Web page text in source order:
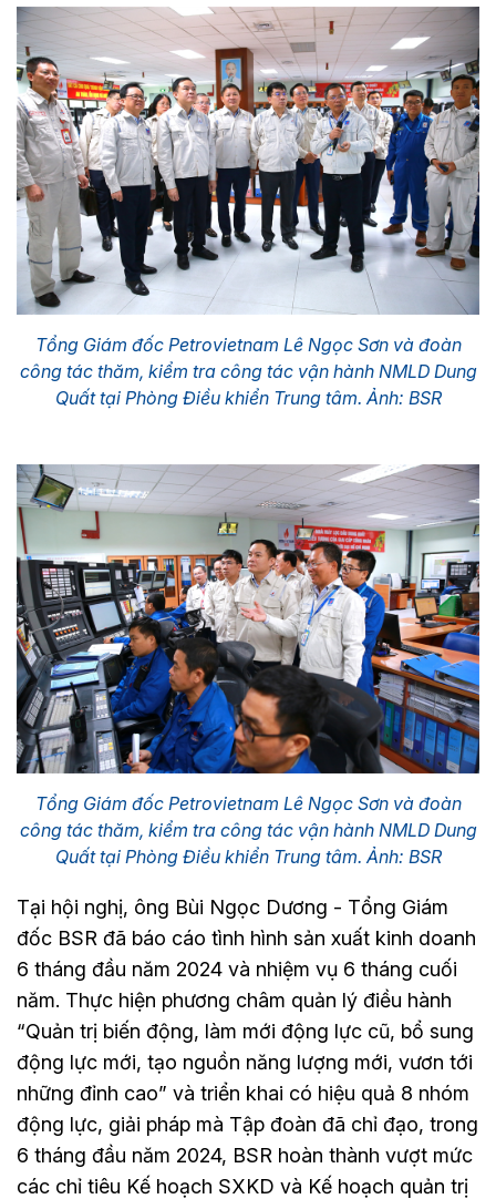
Tổng Giám đốc Petrovietnam Lê Ngọc Sơn và đoàn
công tác thăm, kiểm tra công tác vận hành NMLD Dung
Quất tại Phòng Điều khiển Trung tâm. Ảnh: BSR
Tổng Giám đốc Petrovietnam Lê Ngọc Sơn và đoàn
công tác thăm, kiểm tra công tác vận hành NMLD Dung
Quất tại Phòng Điều khiển Trung tâm. Ảnh: BSR
Tại hội nghị, ông Bùi Ngọc Dương - Tổng Giám
đốc BSR đã báo cáo tình hình sản xuất kinh doanh
6 tháng đầu năm 2024 và nhiệm vụ 6 tháng cuối
năm. Thực hiện phương châm quản lý điều hành
“Quản trị biến động, làm mới động lực cũ, bổ sung
động lực mới, tạo nguồn năng lượng mới, vươn tới
những đỉnh cao” và triển khai có hiệu quả 8 nhóm
động lực, giải pháp mà Tập đoàn đã chỉ đạo, trong
6 tháng đầu năm 2024, BSR hoàn thành vượt mức
các chỉ tiêu Kế hoạch SXKD và Kế hoạch quản trị